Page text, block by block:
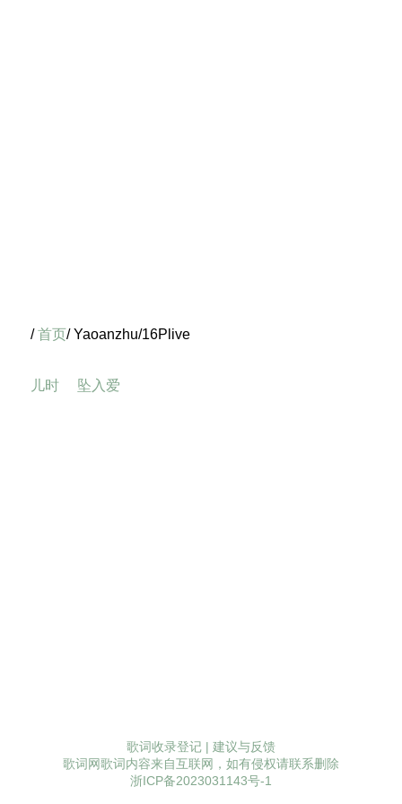
/首页/ Yaoanzhu/16Plive
儿时 坠入爱
歌词收录登记 | 建议与反馈
歌词网歌词内容来自互联网，如有侵权请联系删除
浙ICP备2023031143号-1